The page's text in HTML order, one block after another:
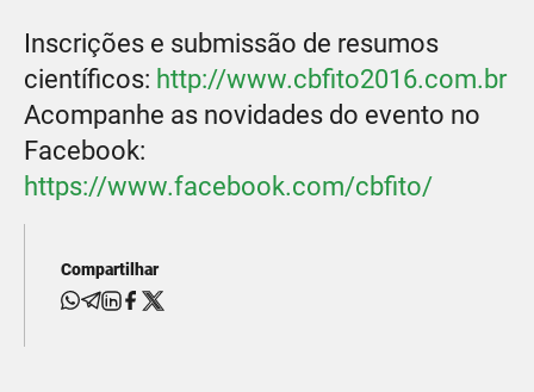
Inscrições e submissão de resumos
científicos: http://www.cbfito2016.com.br
Acompanhe as novidades do evento no
Facebook:
https://www.facebook.com/cbfito/
Compartilhar